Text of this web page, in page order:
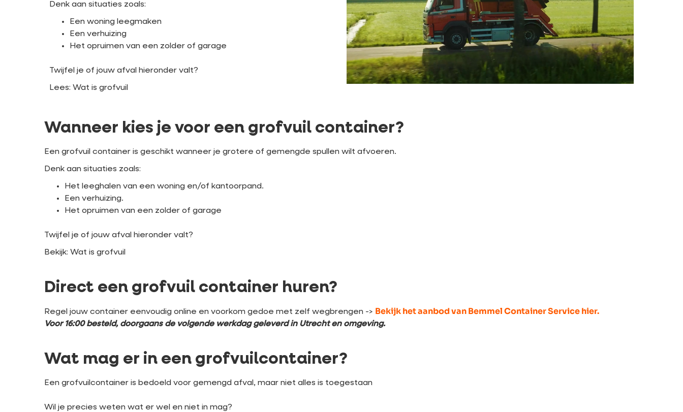
Denk aan situaties zoals:
Een woning leegmaken
Een verhuizing
Het opruimen van een zolder of garage
Twijfel je of jouw afval hieronder valt?
Lees: Wat is grofvuil
Wanneer kies je voor een grofvuil container?
Een grofvuil container is geschikt wanneer je grotere of gemengde spullen wilt afvoeren.
Denk aan situaties zoals:
Het leeghalen van een woning en/of kantoorpand.
Een verhuizing.
Het opruimen van een zolder of garage
Twijfel je of jouw afval hieronder valt?
Bekijk: Wat is grofvuil
Direct een grofvuil container huren?
Regel jouw container eenvoudig online en voorkom gedoe met zelf wegbrengen -> Bekijk het aanbod van Bemmel Container Service hier.
Voor 16:00 besteld, doorgaans de volgende werkdag geleverd in Utrecht en omgeving.
Wat mag er in een grofvuilcontainer?
Een grofvuilcontainer is bedoeld voor gemengd afval, maar niet alles is toegestaan
Wil je precies weten wat er wel en niet in mag?